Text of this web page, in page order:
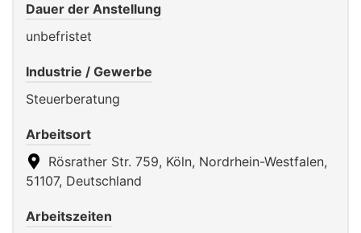
Dauer der Anstellung
unbefristet
Industrie / Gewerbe
Steuerberatung
Arbeitsort
Rösrather Str. 759, Köln, Nordrhein-Westfalen,
51107, Deutschland
Arbeitszeiten